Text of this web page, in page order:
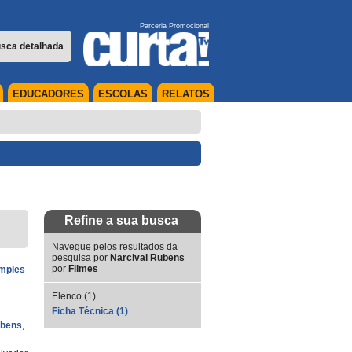
detalhada
Parceria Promocional
RELATOS
ESCOLAS
EDUCADORES
,
Refine a sua busca
Navegue pelos resultados da
pesquisa por Narcival Rubens
por Filmes
Elenco (1)
Ficha Técnica (1)